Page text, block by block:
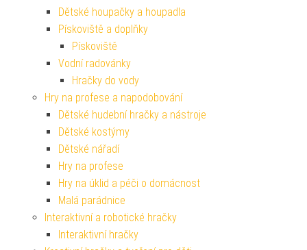
Dětské houpačky a houpadla
Pískoviště a doplňky
Pískoviště
Vodní radovánky
Hračky do vody
Hry na profese a napodobování
Dětské hudební hračky a nástroje
Dětské kostýmy
Dětské nářadí
Hry na profese
Hry na úklid a péči o domácnost
Malá parádnice
Interaktivní a robotické hračky
Interaktivní hračky